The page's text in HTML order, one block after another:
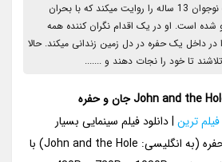
این فیلم داستان یک نوجوان 13 ساله را روایت میکند که با بحران
شده است. او در یک اقدام نگران کننده همه
در داخل یک حفره در دل زمین زندانی میکند. حالا
تا خود را نجات دهند و .......
فیلم ترین | دانلود فیلم سینمایی بسیار
محبوب و پربیننده جان و حفره (به انگلیسی: John and the Hole) با